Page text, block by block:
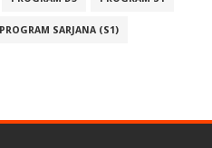
PROGRAM SARJANA (S1)